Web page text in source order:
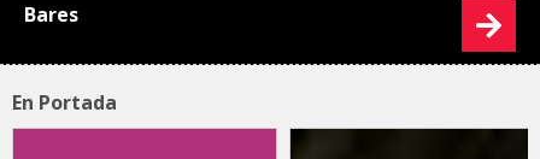
Bares
En Portada